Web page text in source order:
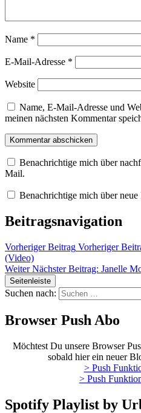
Name *
E-Mail-Adresse *
Website
Name, E-Mail-Adresse und
meinen nächsten Kommentar
Benachrichtige mich über
Mail.
Benachrichtige mich über
Beitragsnavigation
Vorheriger Beitrag Vorheriger
(Video)
Weiter Nächster Beitrag: Janelle
Seitenleiste
Suchen nach:
Browser Push Abo
Möchtest Du unsere Browser
sobald hier ein neuer
> Push
> Push
Spotify Playlist by